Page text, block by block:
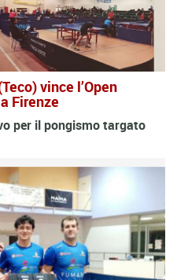
vince l’Open
Firenze
per il pongismo targato